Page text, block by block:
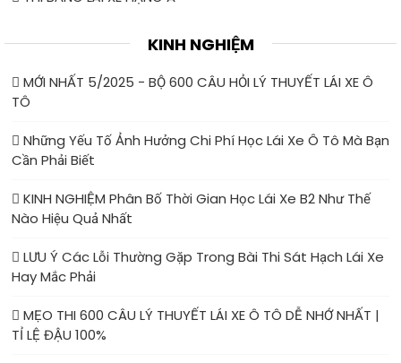
KINH NGHIỆM
MỚI NHẤT 5/2025 - BỘ 600 CÂU HỎI LÝ THUYẾT LÁI XE Ô
TÔ
Những Yếu Tố Ảnh Hưởng Chi Phí Học Lái Xe Ô Tô Mà Bạn
Cần Phải Biết
KINH NGHIỆM Phân Bố Thời Gian Học Lái Xe B2 Như Thế
Nào Hiệu Quả Nhất
LƯU Ý Các Lỗi Thường Gặp Trong Bài Thi Sát Hạch Lái Xe
Hay Mắc Phải
MẸO THI 600 CÂU LÝ THUYẾT LÁI XE Ô TÔ DỄ NHỚ NHẤT |
TỈ LỆ ĐẬU 100%